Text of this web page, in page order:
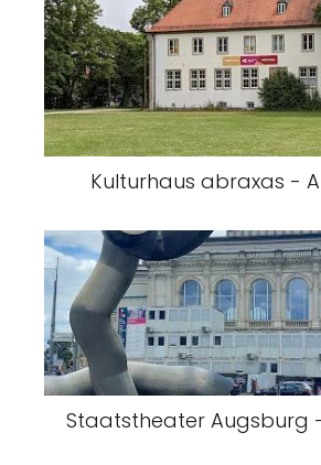
Kulturhaus abraxas -
Staatstheater Augsburg